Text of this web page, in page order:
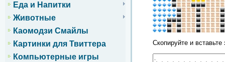
Еда и Напитки
Животные
Каомодзи Смайлы
Картинки для Твиттера
Компьютерные игры
Скопируйте и